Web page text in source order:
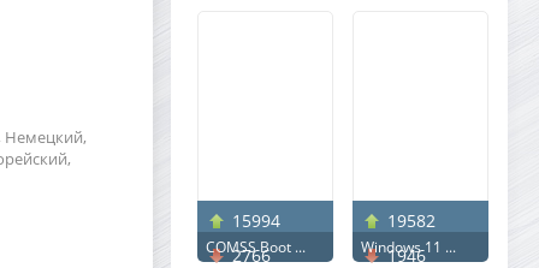
Немецкий,
15994
2766
COMSS Boot ...
19582
1946
Windows 11 ...